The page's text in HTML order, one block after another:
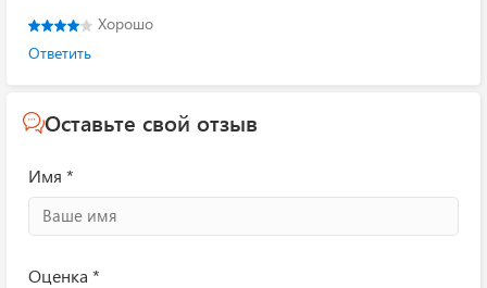
Хорошо
Ответить
Оставьте свой отзыв
Имя *
Оценка *